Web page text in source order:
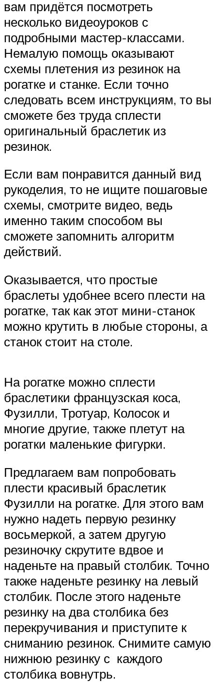
вам придётся посмотреть
несколько видеоуроков с
подробными мастер-классами.
Немалую помощь оказывают
схемы плетения из резинок на
рогатке и станке. Если точно
следовать всем инструкциям, то вы
сможете без труда сплести
оригинальный браслетик из
резинок.
Если вам понравится данный вид
рукоделия, то не ищите пошаговые
схемы, смотрите видео, ведь
именно таким способом вы
сможете запомнить алгоритм
действий.
Оказывается, что простые
браслеты удобнее всего плести на
рогатке, так как этот мини-станок
можно крутить в любые стороны, а
станок стоит на столе.
На рогатке можно сплести
браслетики французская коса,
Фузилли, Тротуар, Колосок и
многие другие, также плетут на
рогатки маленькие фигурки.
Предлагаем вам попробовать
плести красивый браслетик
Фузилли на рогатке. Для этого вам
нужно надеть первую резинку
восьмеркой, а затем другую
резиночку скрутите вдвое и
наденьте на правый столбик. Точно
также наденьте резинку на левый
столбик. После этого наденьте
резинку на два столбика без
перекручивания и приступите к
сниманию резинок. Снимите самую
нижнюю резинку с каждого
столбика вовнутрь.